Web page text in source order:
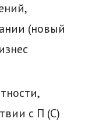
(новый
с П (С)